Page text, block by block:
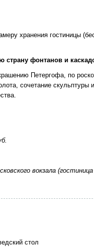
хранения гостиницы
страну фонтанов и
Петергофа, по
сочетание скульптуры
вокзала
стол